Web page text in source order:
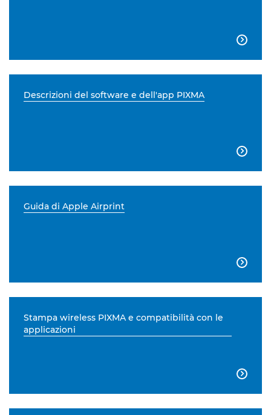

Descrizioni del software e dell'app PIXMA

Guida di Apple Airprint

Stampa wireless PIXMA e compatibilità con le
applicazioni
